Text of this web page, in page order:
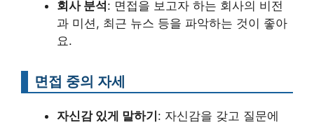
회사 분석 : 면접을 보고자 하는 회사의 비전
과 미션, 최근 뉴스 등을 파악하는 것이 좋아
요.
면접 중의 자세
자신감 있게 말하기 : 자신감을 갖고 질문에